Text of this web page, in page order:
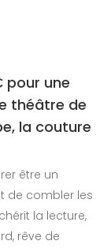
pour une
théâtre de
la couture
être un
de combler les
la lecture,
rêve de